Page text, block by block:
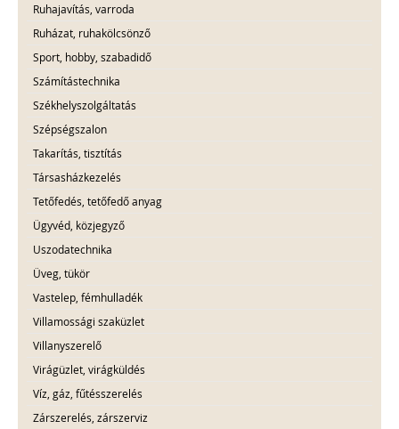
Ruhajavítás, varroda
Ruházat, ruhakölcsönző
Sport, hobby, szabadidő
Számítástechnika
Székhelyszolgáltatás
Szépségszalon
Takarítás, tisztítás
Társasházkezelés
Tetőfedés, tetőfedő anyag
Ügyvéd, közjegyző
Uszodatechnika
Üveg, tükör
Vastelep, fémhulladék
Villamossági szaküzlet
Villanyszerelő
Virágüzlet, virágküldés
Víz, gáz, fűtésszerelés
Zárszerelés, zárszerviz